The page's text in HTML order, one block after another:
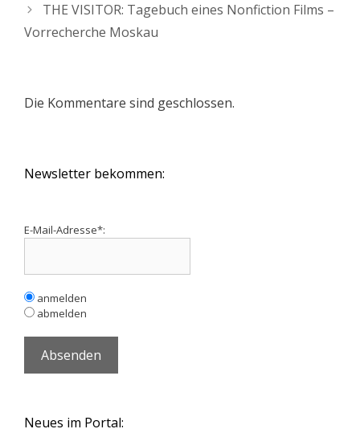
THE VISITOR: Tagebuch eines Nonfiction Films –
Vorrecherche Moskau
Die Kommentare sind geschlossen.
Newsletter bekommen:
E-Mail-Adresse*:
anmelden
abmelden
Neues im Portal: